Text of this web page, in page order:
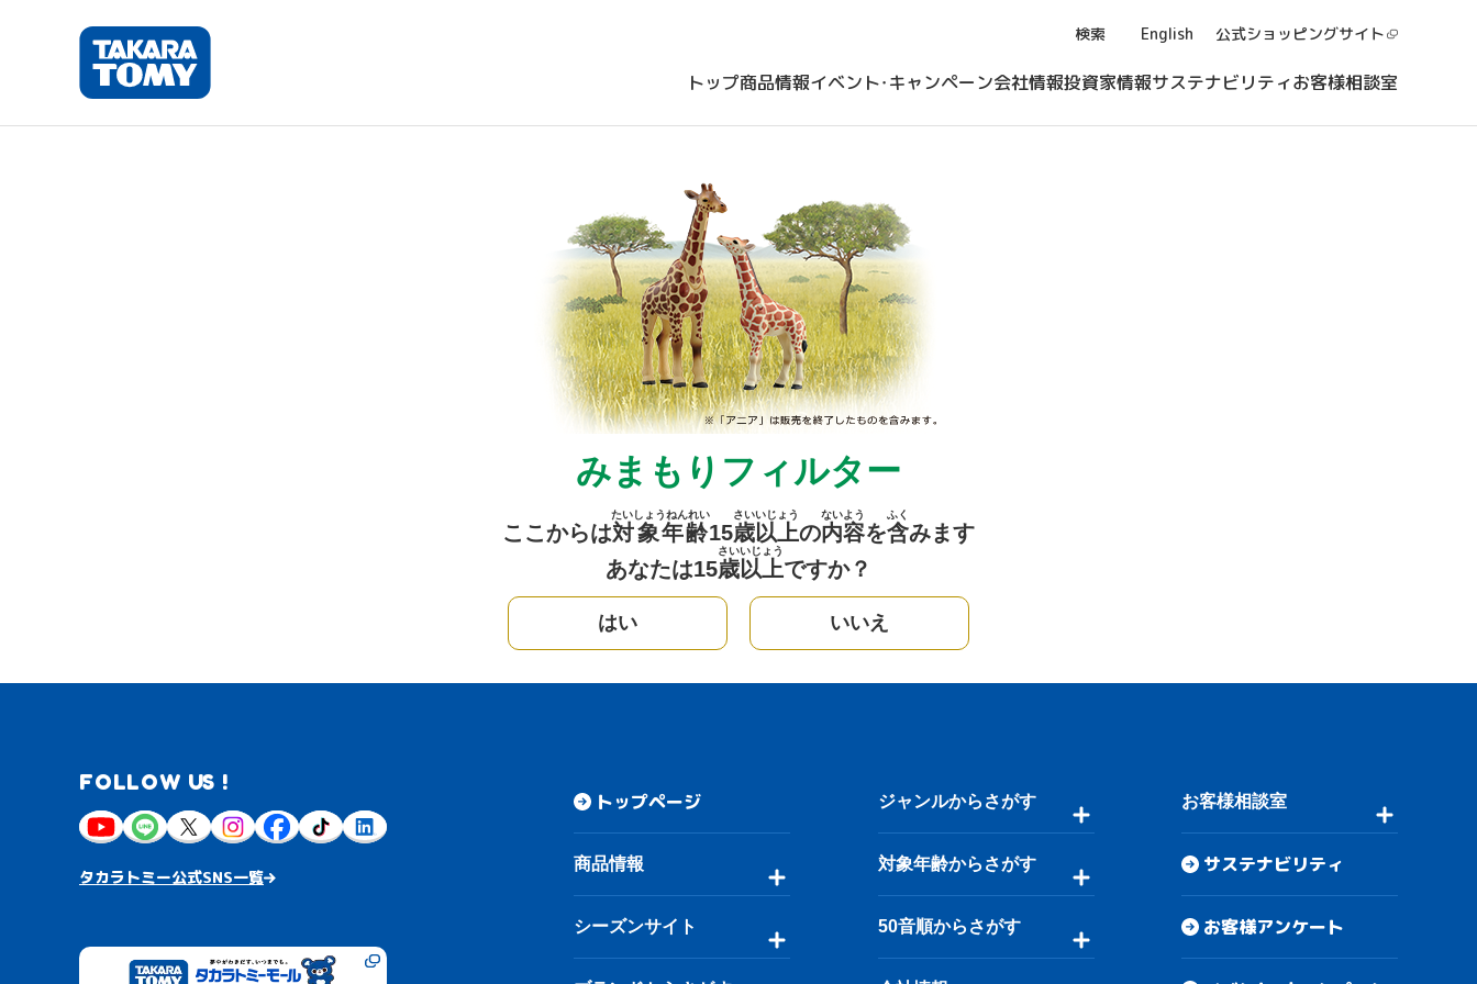
検索 English 公式ショッピングサイト
トップ商品情報イベント・キャンペーン会社情報投資家情報サステナビリティお客様相談室
みまもりフィルター
ここからは対象年齢
たいしょうねんれい
15歳
さい
以上
いじょう
の内容
ないよう
を含
ふく
みます
あなたは15歳
さい
以上
いじょう
ですか？
はい いいえ
FOLLOW US !
タカラトミー公式SNS一覧
トップページ
商品情報
シーズンサイト
ジャンルからさがす
対象年齢からさがす
50音順からさがす
お客様相談室
サステナビリティ
お客様アンケート